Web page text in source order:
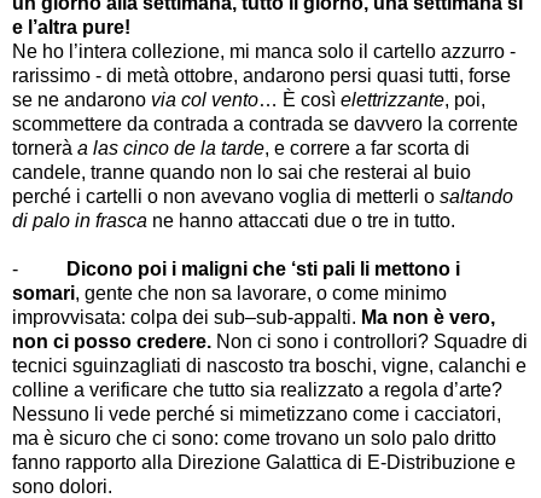
e l’altra pure!
Ne ho l’intera collezione, mi manca solo il cartello azzurro -
rarissimo - di metà ottobre, andarono persi quasi tutti, forse
se ne andarono via col vento… È così elettrizzante, poi,
scommettere da contrada a contrada se davvero la corrente
tornerà a las cinco de la tarde, e correre a far scorta di
candele, tranne quando non lo sai che resterai al buio
perché i cartelli o non avevano voglia di metterli o saltando
di palo in frasca ne hanno attaccati due o tre in tutto.
-
Dicono poi i maligni che ‘sti pali li mettono i
somari, gente che non sa lavorare, o come minimo
improvvisata: colpa dei sub–sub-appalti. Ma non è vero,
non ci posso credere. Non ci sono i controllori? Squadre di
tecnici sguinzagliati di nascosto tra boschi, vigne, calanchi e
colline a verificare che tutto sia realizzato a regola d’arte?
Nessuno li vede perché si mimetizzano come i cacciatori,
ma è sicuro che ci sono: come trovano un solo palo dritto
fanno rapporto alla Direzione Galattica di E-Distribuzione e
sono dolori.